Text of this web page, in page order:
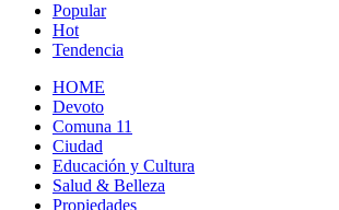
Popular
Hot
Tendencia
HOME
Devoto
Comuna 11
Ciudad
Educación y Cultura
Salud & Belleza
Propiedades